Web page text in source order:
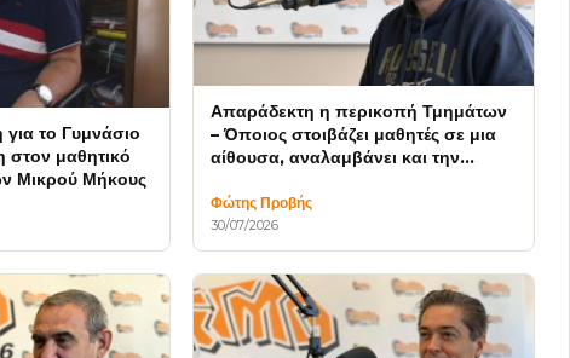
για το Γυμνάσιο
στον μαθητικό
Μικρού Μήκους
Απαράδεκτη η περικοπή Τμημάτων
– Όποιος στοιβάζει μαθητές σε μια
αίθουσα, αναλαμβάνει και την
Φώτης Προβής
30/07/2026